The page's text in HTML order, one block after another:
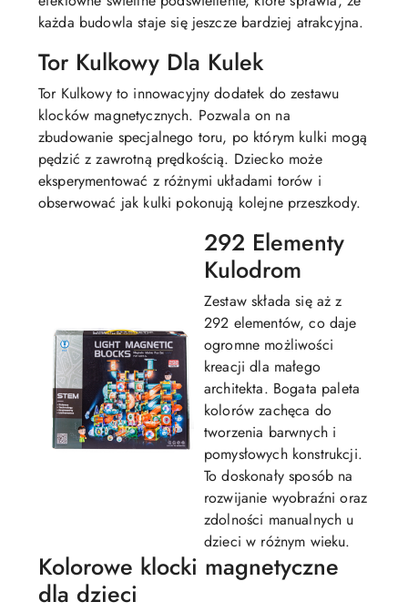
każda budowla staje się jeszcze bardziej atrakcyjna.
Tor Kulkowy Dla Kulek
Tor Kulkowy to innowacyjny dodatek do zestawu
klocków magnetycznych. Pozwala on na
zbudowanie specjalnego toru, po którym kulki mogą
pędzić z zawrotną prędkością. Dziecko może
eksperymentować z różnymi układami torów i
obserwować jak kulki pokonują kolejne przeszkody.
292 Elementy
Kulodrom
Zestaw składa się aż z
292 elementów, co daje
ogromne możliwości
kreacji dla małego
architekta. Bogata paleta
kolorów zachęca do
tworzenia barwnych i
pomysłowych konstrukcji.
To doskonały sposób na
rozwijanie wyobraźni oraz
zdolności manualnych u
dzieci w różnym wieku.
Kolorowe klocki magnetyczne
dla dzieci